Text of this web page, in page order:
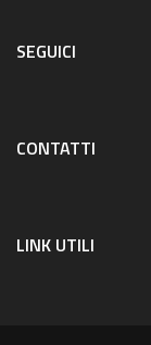
SEGUICI
CONTATTI
LINK UTILI